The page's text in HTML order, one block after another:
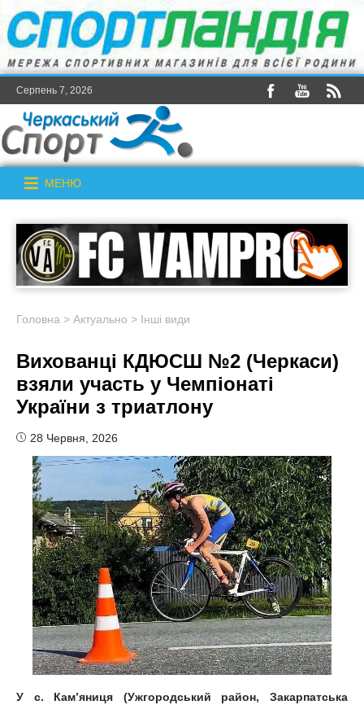
Серпень 7, 2026
МЕНЮ
Головна > Актуально > Інші види
Вихованці КДЮСШ №2 (Черкаси)
взяли участь у Чемпіонаті
України з триатлону
28 Червня, 2026
У с. Кам’яниця (Ужгородський район, Закарпатська